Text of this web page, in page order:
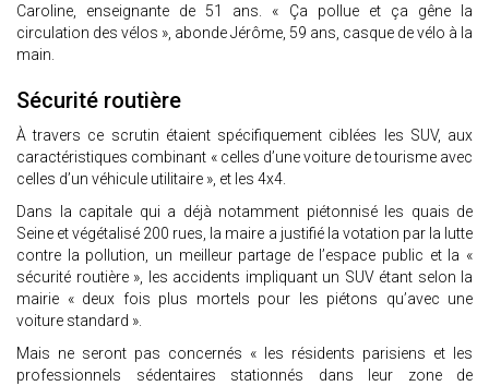
Caroline, enseignante de 51 ans. « Ça pollue et ça gêne la
circulation des vélos », abonde Jérôme, 59 ans, casque de vélo à la
main.
Sécurité routière
À travers ce scrutin étaient spécifiquement ciblées les SUV, aux
caractéristiques combinant « celles d’une voiture de tourisme avec
celles d’un véhicule utilitaire », et les 4x4.
Dans la capitale qui a déjà notamment piétonnisé les quais de
Seine et végétalisé 200 rues, la maire a justifié la votation par la lutte
contre la pollution, un meilleur partage de l’espace public et la «
sécurité routière », les accidents impliquant un SUV étant selon la
mairie « deux fois plus mortels pour les piétons qu’avec une
voiture standard ».
Mais ne seront pas concernés « les résidents parisiens et les
professionnels sédentaires stationnés dans leur zone de